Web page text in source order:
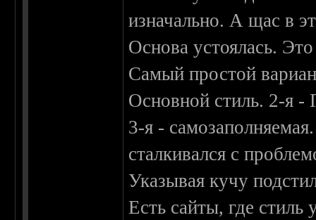
изначально. А щас в
Основа устоялась.
Самый простой
Основной стиль. 2-я -
3-я -
сталкивался с
Указывая кучу
Есть сайты, где